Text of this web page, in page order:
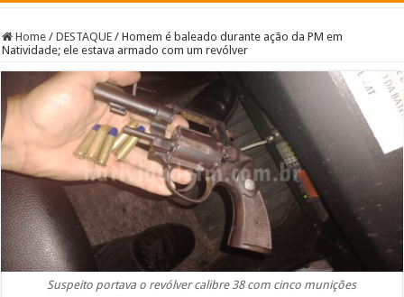
Home / DESTAQUE / Homem é baleado durante ação da PM em
Natividade; ele estava armado com um revólver
Suspeito portava o revólver calibre 38 com cinco munições